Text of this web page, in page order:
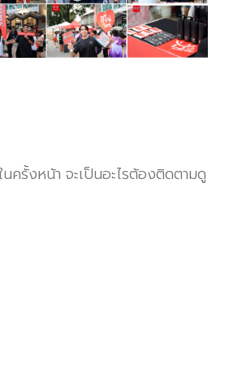
ครั้งหน้า จะเป็นอะไรต้องติดตามดู